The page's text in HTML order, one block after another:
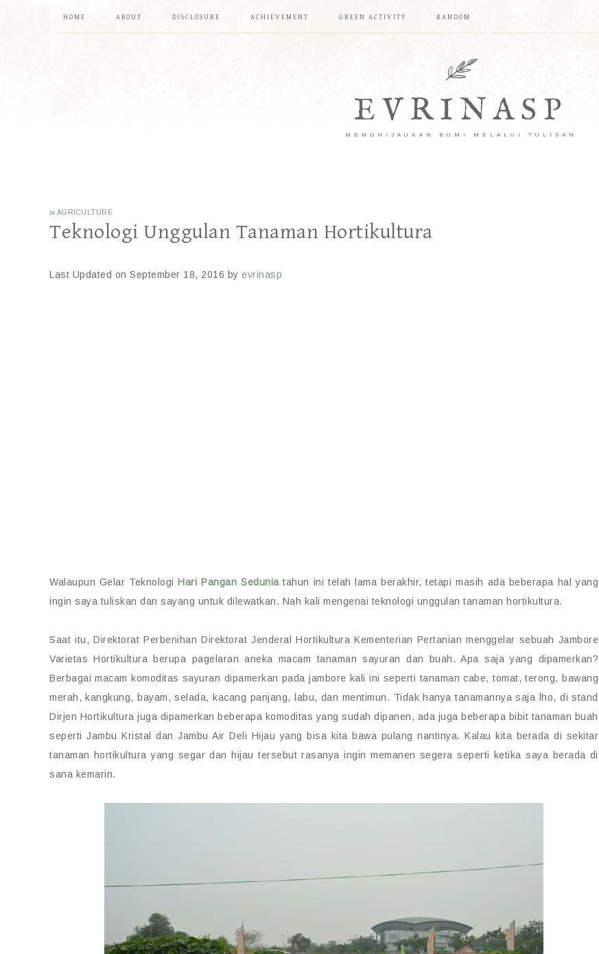
HOME ABOUT DISCLOSURE ACHIEVEMENT GREEN ACTIVITY RANDOM
EVRINASP
MENGHIJAUKAN BUMI MELALUI TULISAN
in AGRICULTURE
Teknologi Unggulan Tanaman Hortikultura
Last Updated on September 18, 2016 by evrinasp
Walaupun Gelar Teknologi Hari Pangan Seduniatahun ini telah lama berakhir, tetapi masih ada beberapa hal yang
ingin saya tuliskan dan sayang untuk dilewatkan. Nah kali mengenai teknologi unggulan tanaman hortikultura.
Saat itu, Direktorat Perbenihan Direktorat Jenderal Hortikultura Kementerian Pertanian menggelar sebuah Jambore
Varietas Hortikultura berupa pagelaran aneka macam tanaman sayuran dan buah. Apa saja yang dipamerkan?
Berbagai macam komoditas sayuran dipamerkan pada jambore kali ini seperti tanaman cabe, tomat, terong, bawang
merah, kangkung, bayam, selada, kacang panjang, labu, dan mentimun. Tidak hanya tanamannya saja lho, di stand
Dirjen Hortikultura juga dipamerkan beberapa komoditas yang sudah dipanen, ada juga beberapa bibit tanaman buah
seperti Jambu Kristal dan Jambu Air Deli Hijau yang bisa kita bawa pulang nantinya. Kalau kita berada di sekitar
tanaman hortikultura yang segar dan hijau tersebut rasanya ingin memanen segera seperti ketika saya berada di
sana kemarin.